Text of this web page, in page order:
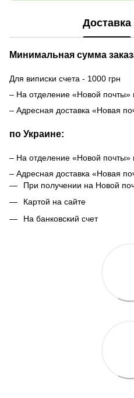
Доставка
Минимальная сумма
Для виписки счета - 1000 грн
– На отделение «Новой почты»
– Адресная доставка «Новая
по Украине:
– На отделение «Новой почты»
– Адресная доставка «Новая
При получении на Новой
Картой на сайте
На банковский счет